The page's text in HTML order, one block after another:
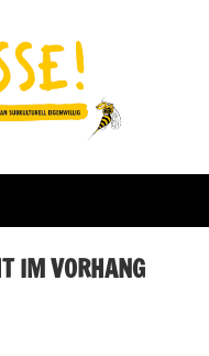
IM VORHANG